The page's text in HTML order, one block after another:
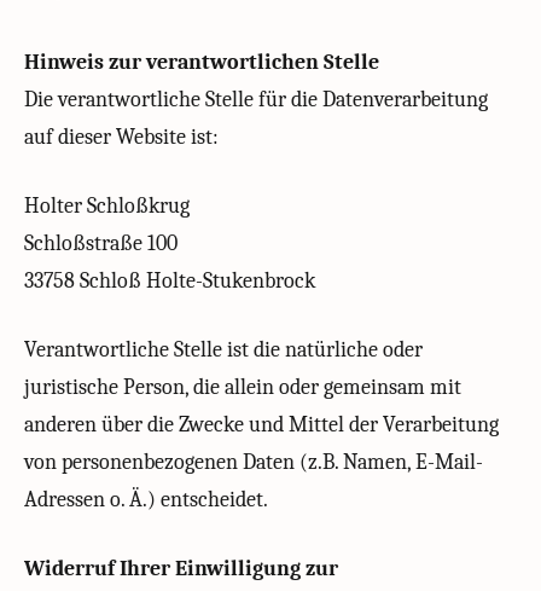
Hinweis zur verantwortlichen Stelle
Die verantwortliche Stelle für die Datenverarbeitung
auf dieser Website ist:
Holter Schloßkrug
Schloßstraße 100
33758 Schloß Holte-Stukenbrock
Verantwortliche Stelle ist die natürliche oder
juristische Person, die allein oder gemeinsam mit
anderen über die Zwecke und Mittel der Verarbeitung
von personenbezogenen Daten (z.B. Namen, E-Mail-
Adressen o. Ä.) entscheidet.
Widerruf Ihrer Einwilligung zur